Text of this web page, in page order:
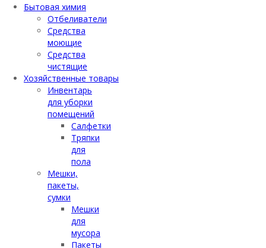
Бытовая химия
Отбеливатели
Средства
моющие
Средства
чистящие
Хозяйственные товары
Инвентарь
для уборки
помещений
Салфетки
Тряпки
для
пола
Мешки,
пакеты,
сумки
Мешки
для
мусора
Пакеты